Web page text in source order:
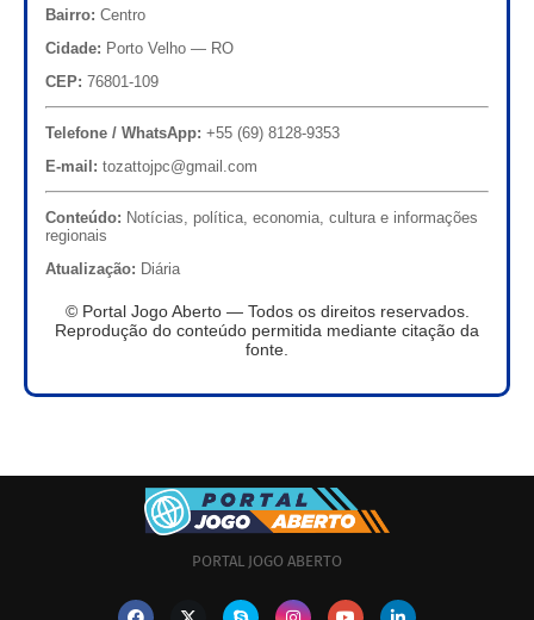
Bairro: Centro
Cidade: Porto Velho — RO
CEP: 76801-109
Telefone / WhatsApp: +55 (69) 8128-9353
E-mail: tozattojpc@gmail.com
Conteúdo: Notícias, política, economia, cultura e informações
regionais
Atualização: Diária
© Portal Jogo Aberto — Todos os direitos reservados.
Reprodução do conteúdo permitida mediante citação da
fonte.
PORTAL JOGO ABERTO